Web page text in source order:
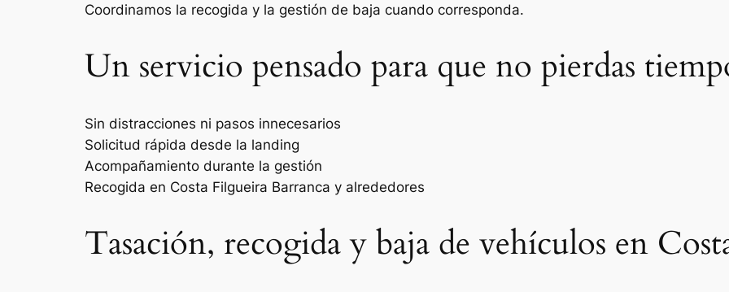
Coordinamos la recogida y la gestión de baja cuando corresponda.
Un servicio pensado para que no pierdas
Sin distracciones ni pasos innecesarios
Solicitud rápida desde la landing
Acompañamiento durante la gestión
Recogida en Costa Filgueira Barranca y alrededores
Tasación, recogida y baja de vehículos en